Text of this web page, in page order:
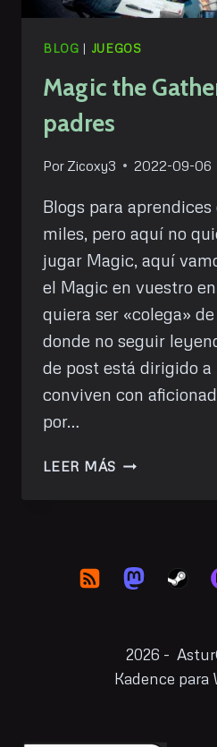
BLOG | JUEGOS
Magic the
padres
Por Zicoxy3 2022-09-06
Blogs para
miles, pero aquí no
jugar Magic, aquí
el Magic en vuestro
quiera ser «colega»
donde no seguir
de post está dirigido a
conviven con
por…
LEER MÁS MAGIC
2026 -
Kadence para